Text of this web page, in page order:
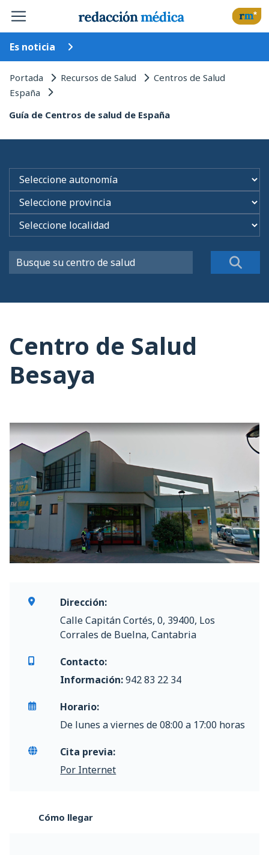
Es noticia
Portada Recursos de Salud Centros de Salud
España
Guía de Centros de salud de España
Centro de Salud
Besaya
Dirección:
Calle Capitán Cortés, 0, 39400, Los
Corrales de Buelna, Cantabria
Contacto:
Información:942 83 22 34
Horario:
De lunes a viernes de 08:00 a 17:00 horas
Cita previa:
Por Internet
Cómo llegar